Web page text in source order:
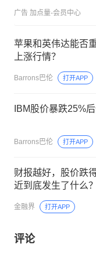
广告 加点量-会员中心
苹果和英伟达能否
上涨行情？
Barrons巴伦 打开APP
IBM股价暴跌25%
Barrons巴伦 打开APP
财报越好，股价跌
近到底发生了什么？
金融界 打开APP
评论